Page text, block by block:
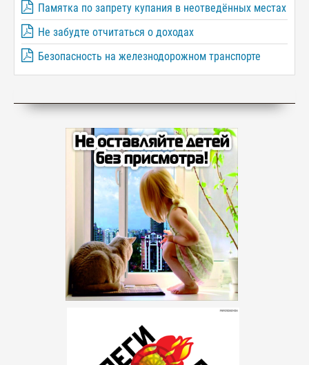
Памятка по запрету купания в неотведённых местах
Не забудте отчитаться о доходах
Безопасность на железнодорожном транспорте